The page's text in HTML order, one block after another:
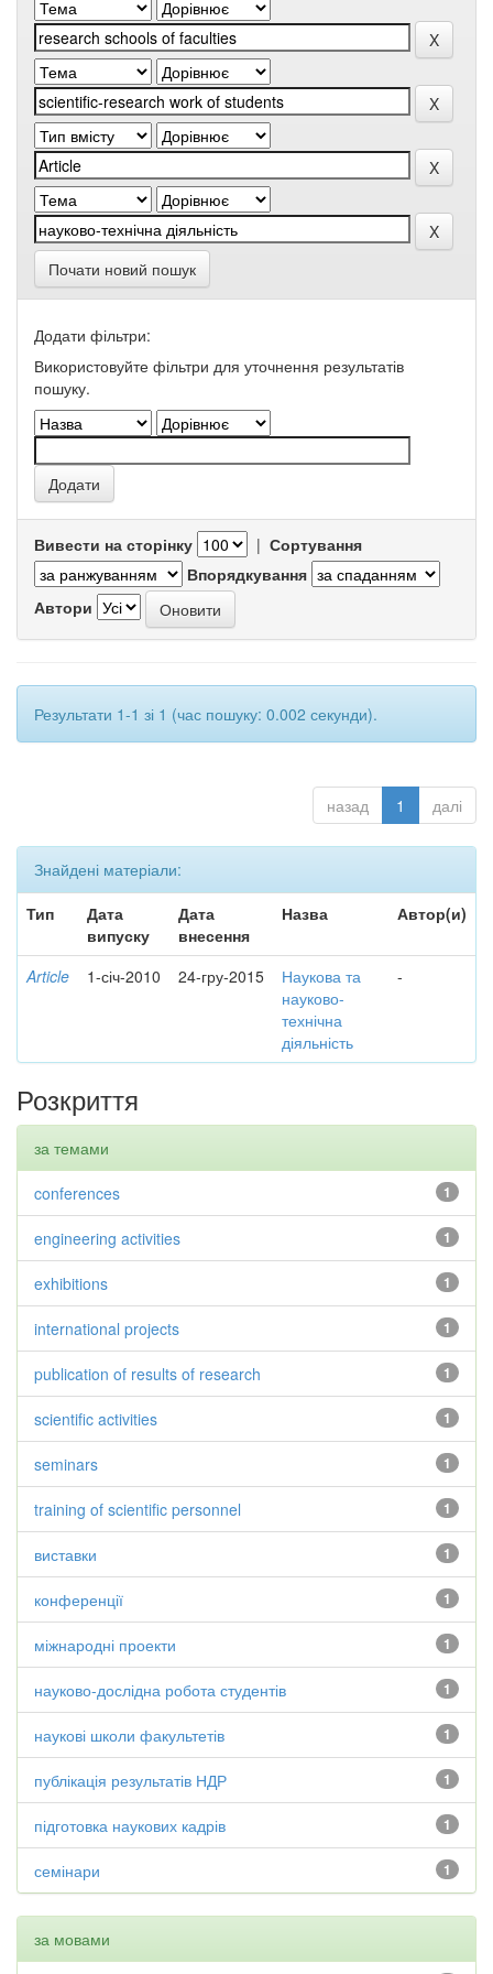
Почати новий пошук
Додати фільтри:
Використовуйте фільтри для уточнення результатів
пошуку.
Вивести на сторінку | Сортування
Впорядкування
Автори
Результати 1-1 зі 1 (час пошуку: 0.002 секунди).
назад 1 далі
Знайдені матеріали:
Тип
Дата
випуску
Дата
внесення
Назва Автор(и)
Article 1-січ-2010 24-гру-2015
Наукова та
науково-
технічна
діяльність
-
Розкриття
за темами
1
conferences
1
engineering activities
1
exhibitions
1
international projects
1
publication of results of research
1
scientific activities
1
seminars
1
training of scientific personnel
1
виставки
1
конференції
1
міжнародні проекти
1
науково-дослідна робота студентів
1
наукові школи факультетів
1
публікація результатів НДР
1
підготовка наукових кадрів
1
семінари
за мовами